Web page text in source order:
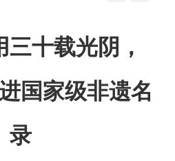
十载光阴，
国家级非遗名
录